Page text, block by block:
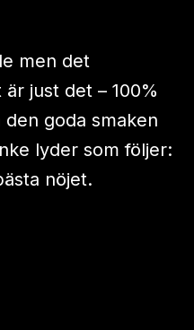
men det
just det – 100%
goda smaken
lyder som följer:
nöjet.